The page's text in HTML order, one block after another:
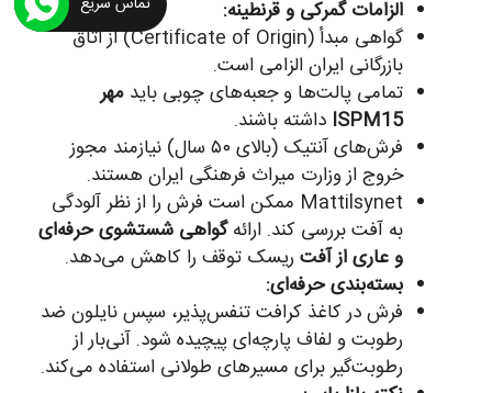
الزامات گمرکی و قرنطینه:
گواهی مبدأ (Certificate of Origin) از اتاق
بازرگانی ایران الزامی است.
تمامی پالت‌ها و جعبه‌های چوبی باید مهر
ISPM15 داشته باشند.
فرش‌های آنتیک (بالای ۵۰ سال) نیازمند مجوز
خروج از وزارت میراث فرهنگی ایران هستند.
Mattilsynet ممکن است فرش را از نظر آلودگی
به آفت بررسی کند. ارائهگواهی شستشوی حرفه‌ای
و عاری از آفت ریسک توقف را کاهش می‌دهد.
بسته‌بندی حرفه‌ای:
فرش در کاغذ کرافت تنفس‌پذیر، سپس نایلون ضد
رطوبت و لفاف پارچه‌ای پیچیده شود. آنی‌بار از
رطوبت‌گیر برای مسیرهای طولانی استفاده می‌کند.